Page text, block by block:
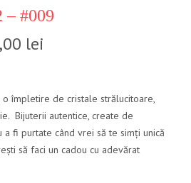
– #009
lei
împletire de cristale strălucitoare,
Bijuterii autentice, create de
fi purtate când vrei să te simți unică
să faci un cadou cu adevărat